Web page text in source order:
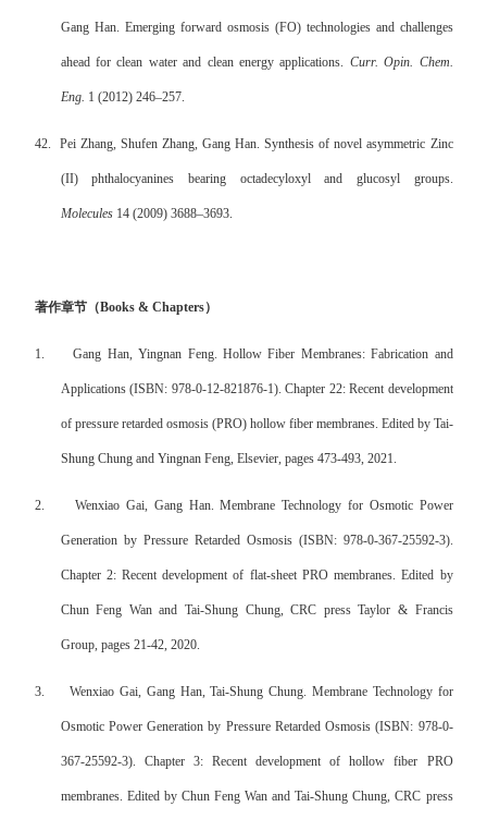
Gang Han. Emerging forward osmosis (FO) technologies and challenges
ahead for clean water and clean energy applications. Curr. Opin. Chem.
Eng. 1 (2012) 246–257.
42. Pei Zhang, Shufen Zhang, Gang Han. Synthesis of novel asymmetric Zinc
(II) phthalocyanines bearing octadecyloxyl and glucosyl groups.
Molecules14 (2009) 3688–3693.
著作章节（Books & Chapters）
1. Gang Han, Yingnan Feng. Hollow Fiber Membranes: Fabrication and
Applications (ISBN: 978-0-12-821876-1). Chapter 22: Recent development
of pressure retarded osmosis (PRO) hollow fiber membranes. Edited by Tai-
Shung Chung and Yingnan Feng, Elsevier, pages 473-493, 2021.
2. Wenxiao Gai, Gang Han. Membrane Technology for Osmotic Power
Generation by Pressure Retarded Osmosis (ISBN: 978-0-367-25592-3).
Chapter 2: Recent development of flat-sheet PRO membranes. Edited by
Chun Feng Wan and Tai-Shung Chung, CRC press Taylor & Francis
Group, pages 21-42, 2020.
3. Wenxiao Gai, Gang Han, Tai-Shung Chung. Membrane Technology for
Osmotic Power Generation by Pressure Retarded Osmosis (ISBN: 978-0-
367-25592-3). Chapter 3: Recent development of hollow fiber PRO
membranes. Edited by Chun Feng Wan and Tai-Shung Chung, CRC press